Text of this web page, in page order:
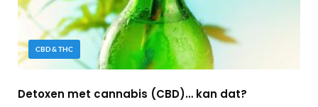
CBD & THC
Detoxen met cannabis (CBD)… kan dat?